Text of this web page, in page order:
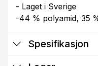
- Laget i Sverige
-44 % polyamid, 35
Spesifikasjon